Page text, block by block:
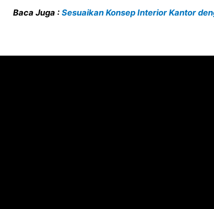
Baca Juga : Sesuaikan Konsep Interior Kantor